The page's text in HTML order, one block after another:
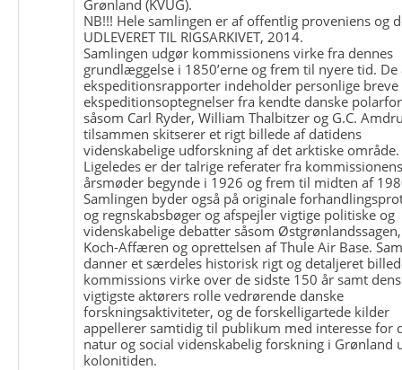
Grønland (KVUG).
NB!!! Hele samlingen er af offentlig proveniens og
UDLEVERET TIL RIGSARKIVET, 2014.
Samlingen udgør kommissionens virke fra dennes
grundlæggelse i 1850’erne og frem til nyere tid.
ekspeditionsrapporter indeholder personlige breve
ekspeditionsoptegnelser fra kendte danske
såsom Carl Ryder, William Thalbitzer og G.C.
tilsammen skitserer et rigt billede af datidens
videnskabelige udforskning af det arktiske område.
Ligeledes er der talrige referater fra
årsmøder begynde i 1926 og frem til midten af
Samlingen byder også på originale
og regnskabsbøger og afspejler vigtige politiske og
videnskabelige debatter såsom
Koch-Affæren og oprettelsen af Thule Air Base.
danner et særdeles historisk rigt og detaljeret
kommissions virke over de sidste 150 år samt dens
vigtigste aktørers rolle vedrørende danske
forskningsaktiviteter, og de forskelligartede kilder
appellerer samtidig til publikum med interesse for
natur og social videnskabelig forskning i Grønland
kolonitiden.